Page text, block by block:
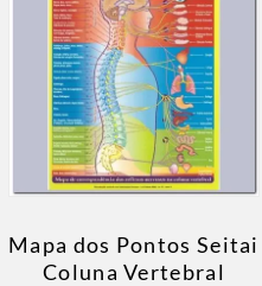
Mapa dos Pontos Seitai
Coluna Vertebral